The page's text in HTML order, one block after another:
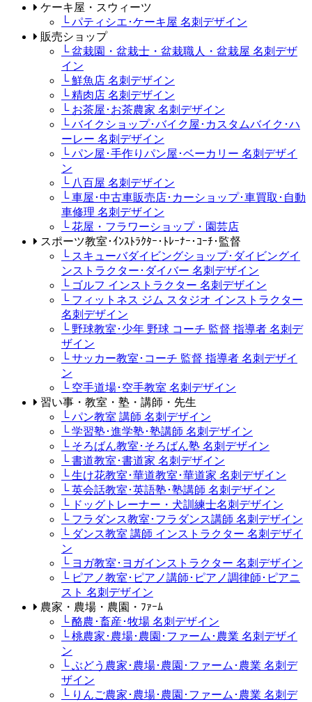
ケーキ屋・スウィーツ
└ パティシエ･ケーキ屋 名刺デザイン
販売ショップ
└ 盆栽園・盆栽士・盆栽職人・盆栽屋 名刺デザ
イン
└ 鮮魚店 名刺デザイン
└ 精肉店 名刺デザイン
└ お茶屋･お茶農家 名刺デザイン
└ バイクショップ･バイク屋･カスタムバイク･ハ
ーレー 名刺デザイン
└ パン屋･手作りパン屋･ベーカリー 名刺デザイ
ン
└ 八百屋 名刺デザイン
└ 車屋･中古車販売店･カーショップ･車買取･自動
車修理 名刺デザイン
└ 花屋・フラワーショップ・園芸店
スポーツ教室･ｲﾝｽﾄﾗｸﾀｰ･ﾄﾚｰﾅｰ･ｺｰﾁ･監督
└ スキューバダイビングショップ･ダイビングイ
ンストラクター･ダイバー 名刺デザイン
└ ゴルフ インストラクター 名刺デザイン
└ フィットネス ジム スタジオ インストラクター
名刺デザイン
└ 野球教室･少年 野球 コーチ 監督 指導者 名刺デ
ザイン
└ サッカー教室･コーチ 監督 指導者 名刺デザイ
ン
└ 空手道場･空手教室 名刺デザイン
習い事・教室・塾・講師・先生
└ パン教室 講師 名刺デザイン
└ 学習塾･進学塾･塾講師 名刺デザイン
└ そろばん教室･そろばん塾 名刺デザイン
└ 書道教室･書道家 名刺デザイン
└ 生け花教室･華道教室･華道家 名刺デザイン
└ 英会話教室･英語塾･塾講師 名刺デザイン
└ ドッグトレーナー・犬訓練士名刺デザイン
└ フラダンス教室･フラダンス講師 名刺デザイン
└ ダンス教室 講師 インストラクター 名刺デザイ
ン
└ ヨガ教室･ヨガインストラクター 名刺デザイン
└ ピアノ教室･ピアノ講師･ピアノ調律師･ピアニ
スト 名刺デザイン
農家・農場・農園・ﾌｧｰﾑ
└ 酪農･畜産･牧場 名刺デザイン
└ 桃農家･農場･農園･ファーム･農業 名刺デザイ
ン
└ ぶどう農家･農場･農園･ファーム･農業 名刺デ
ザイン
└ りんご農家･農場･農園･ファーム･農業 名刺デ